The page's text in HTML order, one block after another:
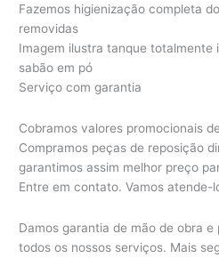
Fazemos higienização completa
removidas
Imagem ilustra tanque totalmente
sabão em pó
Serviço com garantia
Cobramos valores promocionais
Compramos peças de reposição
garantimos assim melhor preço
Entre em contato. Vamos atende-
Damos garantia de mão de obra
todos os nossos serviços. Mais